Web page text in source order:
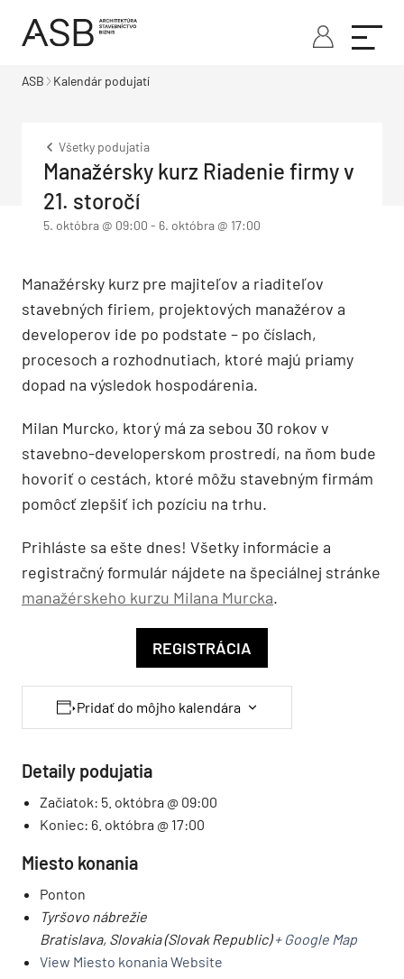
ASB Kalendár podujatí
Všetky podujatia
Manažérsky kurz Riadenie firmy v
21. storočí
5. októbra @ 09:00 - 6. októbra @ 17:00
Manažérsky kurz pre majiteľov a riaditeľov
stavebných firiem, projektových manažérov a
developerov ide po podstate – po číslach,
procesoch a rozhodnutiach, ktoré majú priamy
dopad na výsledok hospodárenia.
Milan Murcko, ktorý má za sebou 30 rokov v
stavebno-developerskom prostredí, na ňom bude
hovoriť o cestách, ktoré môžu stavebným firmám
pomôcť zlepšiť ich pozíciu na trhu.
Prihláste sa ešte dnes! Všetky informácie a
registračný formulár nájdete na špeciálnej stránke
manažérskeho kurzu Milana Murcka.
REGISTRÁCIA
Pridať do môjho kalendára
Detaily podujatia
Začiatok: 5. októbra @ 09:00
Koniec: 6. októbra @ 17:00
Miesto konania
Ponton
Tyršovo nábrežie
Bratislava, Slovakia (Slovak Republic) + Google Map
View Miesto konania Website